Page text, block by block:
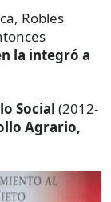
Robles
la integró a
Social (2012-
Agrario,